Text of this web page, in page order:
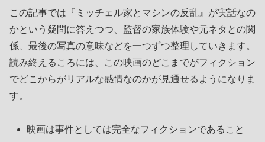
この記事では『ミッチェル家とマシンの反乱』が実話なの
かという疑問に答えつつ、監督の家族体験や元ネタとの関
係、最後の写真の意味などを一つずつ整理していきます。
読み終えるころには、この映画のどこまでがフィクション
でどこからがリアルな感情なのかが見通せるようになりま
す。
映画は事件としては完全なフィクションであること